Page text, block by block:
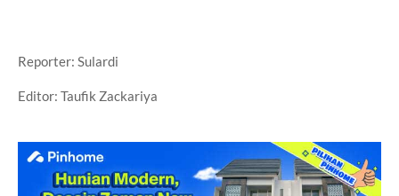
Reporter: Sulardi
Editor: Taufik Zackariya